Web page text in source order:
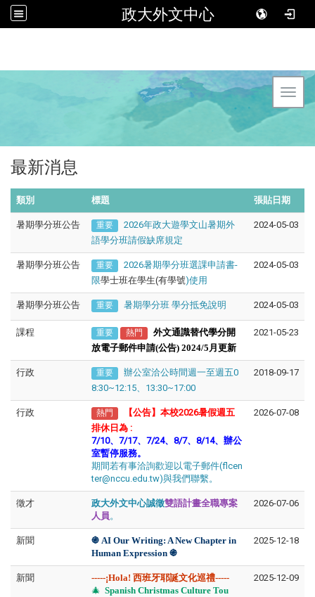
政大外文中心
最新消息
類別 標題 張貼日期
暑期學分班公告 重要
2026年政大遊學文山暑期外
語學分班請假缺席規定
2024-05-03
暑期學分班公告 重要
2026暑期學分班選課申請書-
限學士班在學生(有學號)使用
2024-05-03
暑期學分班公告 重要 暑期學分班 學分抵免說明 2024-05-03
課程 重要 熱門
外文通識替代學分開
放電子郵件申請(公告) 2024/5月更新
2021-05-23
行政 重要
辦公室洽公時間週一至週五0
8:30~12:15、13:30~17:00
2018-09-17
行政 熱門
【公告】本校2026暑假週五
排休日為 :
7/10、7/17、7/24、8/7、8/14、辦公
室暫停服務。
期間若有事洽詢歡迎以電子郵件(flcen
ter@nccu.edu.tw)與我們聯繫。
2026-07-08
徵才 政大外文中心誠徵雙語計畫全職專案
人員。
2026-07-06
新聞 ֍​​​​ AI Our Writing: A New Chapter in
Human Expression ֍
2025-12-18
新聞 -----¡Hola! 西班牙耶誕文化巡禮-----
🎄 Spanish Christmas Culture Tou
2025-12-09